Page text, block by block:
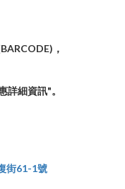
，
詳細資訊"。
街61-1號